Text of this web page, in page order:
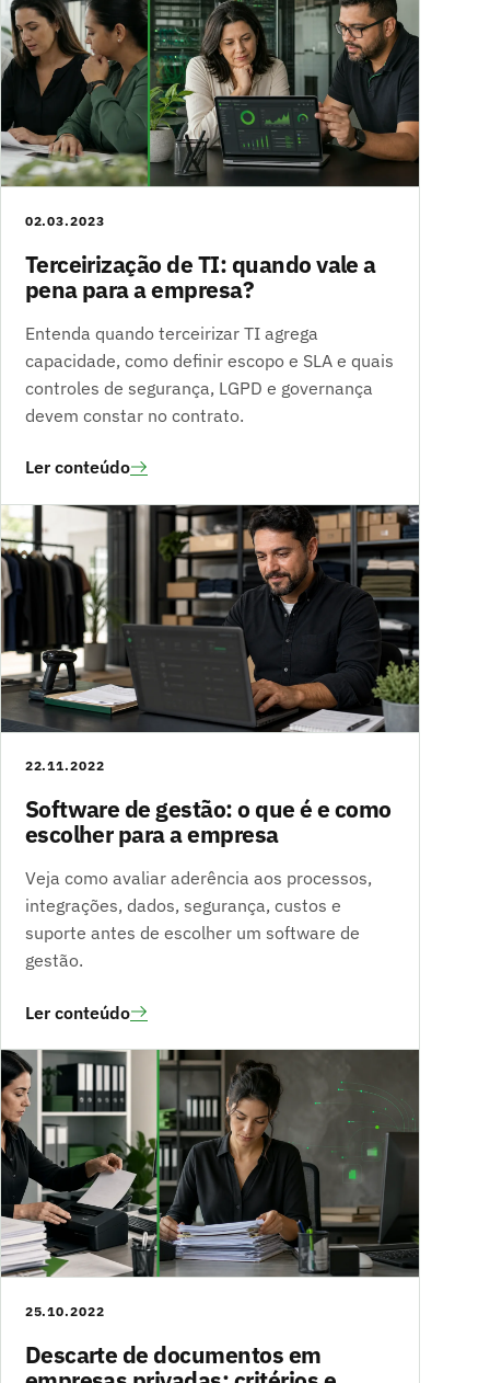
02.03.2023
Terceirização de TI: quando vale a
pena para a empresa?
Entenda quando terceirizar TI agrega
capacidade, como definir escopo e SLA e quais
controles de segurança, LGPD e governança
devem constar no contrato.
Ler conteúdo
22.11.2022
Software de gestão: o que é e como
escolher para a empresa
Veja como avaliar aderência aos processos,
integrações, dados, segurança, custos e
suporte antes de escolher um software de
gestão.
Ler conteúdo
25.10.2022
Descarte de documentos em